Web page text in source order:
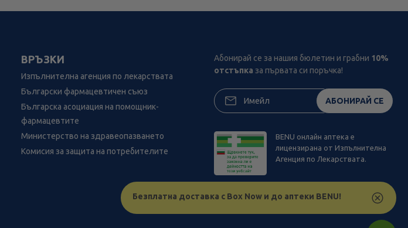
Безплатна доставка с Box Now и до аптеки BENU!
ВРЪЗКИ
Изпълнителна агенция по лекарствата
Български фармацевтичен съюз
Българска асоциация на помощник-
фармацевтите
Министерство на здравеопазването
Комисия за защита на потребителите
Абонирай се за нашия бюлетин и грабни 10%
отстъпка за първата си поръчка!
АБОНИРАЙ СЕ
BENU онлайн аптека е
лицензирана от Изпълнителна
Агенция по Лекарствата.